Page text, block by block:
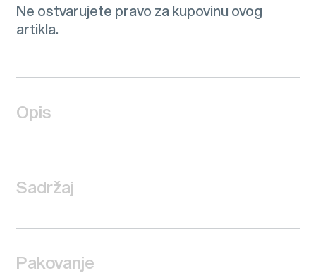
Ne ostvarujete pravo za kupovinu ovog
artikla.
Opis
Sadržaj
Pakovanje